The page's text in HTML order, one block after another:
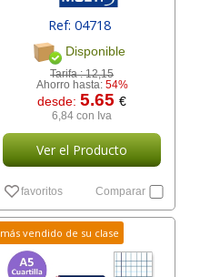
Ref: 04718
Disponible
Tarifa :12,15
Ahorro hasta: 54%
desde:5.65€
6,84 con Iva
Ver el Producto
favoritos Comparar
más vendido de su clase